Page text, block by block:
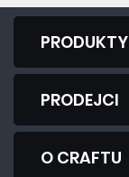
PRODUKTY
PRODEJCI
O CRAFTU